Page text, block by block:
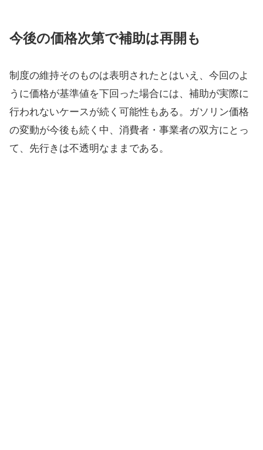
今後の価格次第で補助は再開も
制度の維持そのものは表明されたとはいえ、今回のよ
うに価格が基準値を下回った場合には、補助が実際に
行われないケースが続く可能性もある。ガソリン価格
の変動が今後も続く中、消費者・事業者の双方にとっ
て、先行きは不透明なままである。